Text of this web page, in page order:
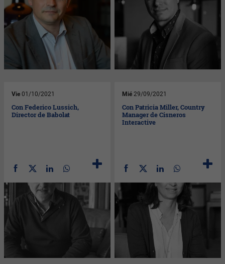
Vie 01/10/2021
Con Federico Lussich,
Director de Babolat
Mié 29/09/2021
Con Patricia Miller, Country
Manager de Cisneros
Interactive